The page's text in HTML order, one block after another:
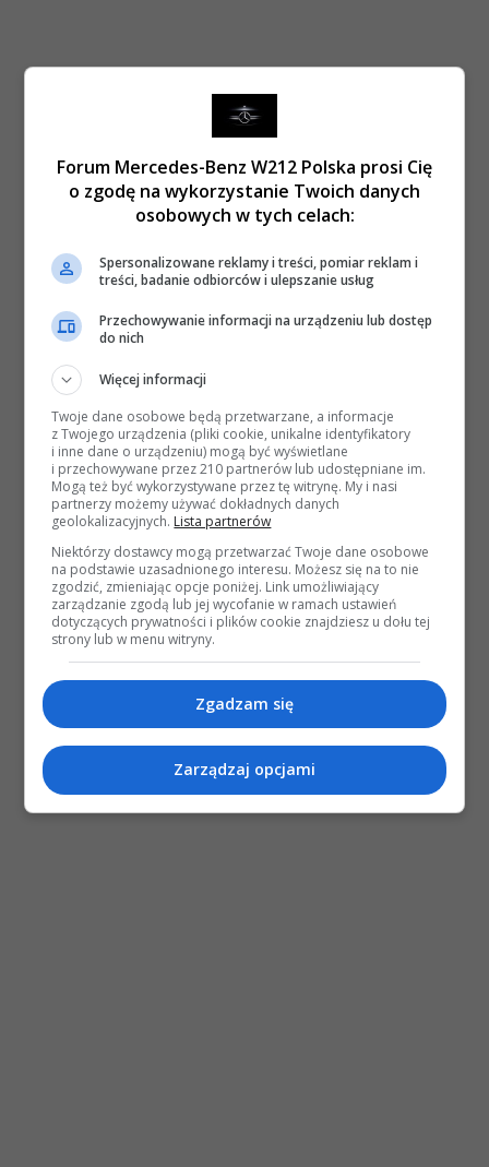
Forum Mercedes-Benz W212 Polska prosi Cię
o zgodę na wykorzystanie Twoich danych
osobowych w tych celach:
Spersonalizowane reklamy i treści, pomiar reklam i
treści, badanie odbiorców i ulepszanie usług
Przechowywanie informacji na urządzeniu lub dostęp
do nich
Więcej informacji
Twoje dane osobowe będą przetwarzane, a informacje
z Twojego urządzenia (pliki cookie, unikalne identyfikatory
i inne dane o urządzeniu) mogą być wyświetlane
i przechowywane przez 210 partnerów lub udostępniane im.
Mogą też być wykorzystywane przez tę witrynę. My i nasi
partnerzy możemy używać dokładnych danych
geolokalizacyjnych. Lista partnerów
Niektórzy dostawcy mogą przetwarzać Twoje dane osobowe
na podstawie uzasadnionego interesu. Możesz się na to nie
zgodzić, zmieniając opcje poniżej. Link umożliwiający
zarządzanie zgodą lub jej wycofanie w ramach ustawień
dotyczących prywatności i plików cookie znajdziesz u dołu tej
strony lub w menu witryny.
Zgadzam się
Zarządzaj opcjami